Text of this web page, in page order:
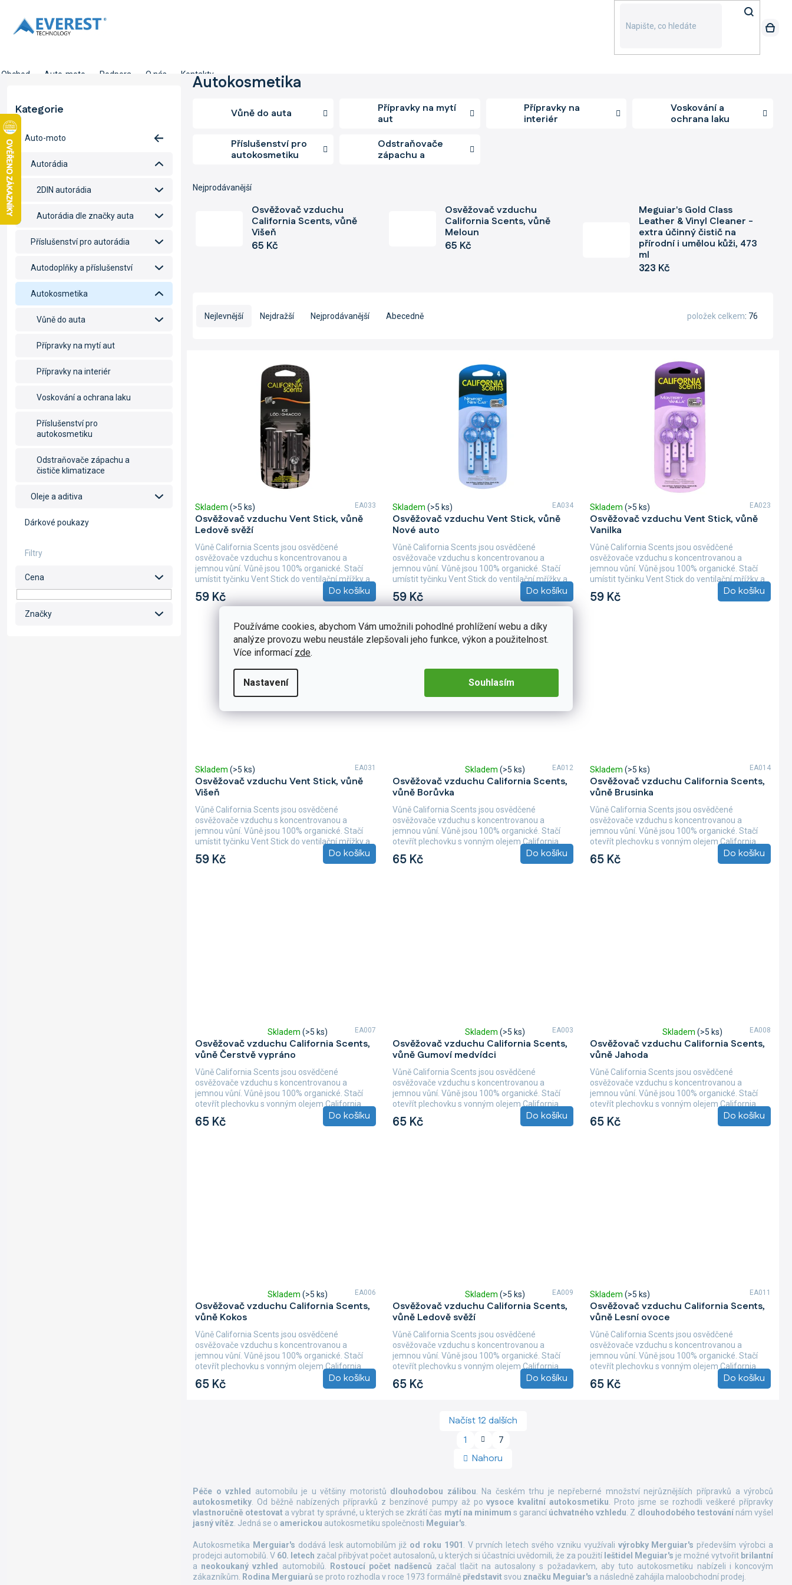
Používáme cookies, abychom Vám umožnili pohodlné prohlížení webu a díky
analýze provozu webu neustále zlepšovali jeho funkce, výkon a použitelnost.
Více informací zde.
Nastavení Souhlasím
obsah
Obchod Auto-moto Podpora O nás Kontakty
t
r
a
n
n
í
p
a
n
Přeskočit
kategorie
Kategorie
Auto-moto
Autorádia
2DIN autorádia
Autorádia dle značky auta
Příslušenství pro autorádia
Autodoplňky a příslušenství
Autokosmetika
Vůně do auta
Přípravky na mytí aut
Přípravky na interiér
Voskování a ochrana laku
Příslušenství pro
autokosmetiku
Odstraňovače zápachu a
čističe klimatizace
Oleje a aditiva
Dárkové poukazy
Cena
Značky
Autokosmetika
Vůně do auta
Přípravky na mytí
aut
Přípravky na
interiér
Voskování a
ochrana laku
Příslušenství pro
autokosmetiku
Odstraňovače
zápachu a
Nejprodávanější
Osvěžovač vzduchu
California Scents, vůně
Višeň
65 Kč
Osvěžovač vzduchu
California Scents, vůně
Meloun
65 Kč
Meguiar's Gold Class
Leather & Vinyl Cleaner -
extra účinný čistič na
přírodní i umělou kůži, 473
ml
323 Kč
Nejlevnější Nejdražší Nejprodávanější Abecedně 76
položek celkem
ů
Osvěžovač vzduchu Vent Stick, vůně
Ledově svěží
Skladem (>5 ks)
59 Kč Do košíku
Vůně California Scents jsou osvědčené
osvěžovače vzduchu s koncentrovanou a
jemnou vůní. Vůně jsou 100% organické. Stačí
umístit tyčinku Vent Stick do ventilační mřížky a
EA033
Osvěžovač vzduchu Vent Stick, vůně
Nové auto
Skladem (>5 ks)
59 Kč Do košíku
Vůně California Scents jsou osvědčené
osvěžovače vzduchu s koncentrovanou a
jemnou vůní. Vůně jsou 100% organické. Stačí
umístit tyčinku Vent Stick do ventilační mřížky a
EA034
Osvěžovač vzduchu Vent Stick, vůně
Vanilka
Skladem (>5 ks)
59 Kč Do košíku
Vůně California Scents jsou osvědčené
osvěžovače vzduchu s koncentrovanou a
jemnou vůní. Vůně jsou 100% organické. Stačí
umístit tyčinku Vent Stick do ventilační mřížky a
EA023
Osvěžovač vzduchu Vent Stick, vůně
Višeň
Skladem (>5 ks)
59 Kč Do košíku
Vůně California Scents jsou osvědčené
osvěžovače vzduchu s koncentrovanou a
jemnou vůní. Vůně jsou 100% organické. Stačí
umístit tyčinku Vent Stick do ventilační mřížky a
EA031
Osvěžovač vzduchu California Scents,
vůně Borůvka
hodnocení
produktu
je
5,0
z
5
hvězdiček.
Skladem (>5 ks)
65 Kč Do košíku
Vůně California Scents jsou osvědčené
osvěžovače vzduchu s koncentrovanou a
jemnou vůní. Vůně jsou 100% organické. Stačí
otevřít plechovku s vonným olejem California
EA012
Osvěžovač vzduchu California Scents,
vůně Brusinka
Skladem (>5 ks)
65 Kč Do košíku
Vůně California Scents jsou osvědčené
osvěžovače vzduchu s koncentrovanou a
jemnou vůní. Vůně jsou 100% organické. Stačí
otevřít plechovku s vonným olejem California
EA014
Osvěžovač vzduchu California Scents,
vůně Čerstvě vypráno
hodnocení
produktu
je
5,0
z
5
hvězdiček.
Skladem (>5 ks)
65 Kč Do košíku
Vůně California Scents jsou osvědčené
osvěžovače vzduchu s koncentrovanou a
jemnou vůní. Vůně jsou 100% organické. Stačí
otevřít plechovku s vonným olejem California
EA007
Osvěžovač vzduchu California Scents,
vůně Gumoví medvídci
hodnocení
produktu
je
5,0
z
5
hvězdiček.
Skladem (>5 ks)
65 Kč Do košíku
Vůně California Scents jsou osvědčené
osvěžovače vzduchu s koncentrovanou a
jemnou vůní. Vůně jsou 100% organické. Stačí
otevřít plechovku s vonným olejem California
EA003
Osvěžovač vzduchu California Scents,
vůně Jahoda
hodnocení
produktu
je
5,0
z
5
hvězdiček.
Skladem (>5 ks)
65 Kč Do košíku
Vůně California Scents jsou osvědčené
osvěžovače vzduchu s koncentrovanou a
jemnou vůní. Vůně jsou 100% organické. Stačí
otevřít plechovku s vonným olejem California
EA008
Osvěžovač vzduchu California Scents,
vůně Kokos
hodnocení
produktu
je
5,0
z
5
hvězdiček.
Skladem (>5 ks)
65 Kč Do košíku
Vůně California Scents jsou osvědčené
osvěžovače vzduchu s koncentrovanou a
jemnou vůní. Vůně jsou 100% organické. Stačí
otevřít plechovku s vonným olejem California
EA006
Osvěžovač vzduchu California Scents,
vůně Ledově svěží
hodnocení
produktu
je
5,0
z
5
hvězdiček.
Skladem (>5 ks)
65 Kč Do košíku
Vůně California Scents jsou osvědčené
osvěžovače vzduchu s koncentrovanou a
jemnou vůní. Vůně jsou 100% organické. Stačí
otevřít plechovku s vonným olejem California
EA009
Osvěžovač vzduchu California Scents,
vůně Lesní ovoce
Skladem (>5 ks)
65 Kč Do košíku
Vůně California Scents jsou osvědčené
osvěžovače vzduchu s koncentrovanou a
jemnou vůní. Vůně jsou 100% organické. Stačí
otevřít plechovku s vonným olejem California
EA011
O
v
l
d
a
c
r
v
k
y
Načíst 12 dalších
S
t
r
á
k
o
v
á
1 7
Nahoru
Péče o vzhled automobilu je u většiny motoristů dlouhodobou zálibou . Na českém trhu je nepřeberné množství nejrůznějších přípravků a výrobců
autokosmetiky . Od běžně nabízených přípravků z benzínové pumpy až povysoce kvalitní autokosmetiku . Proto jsme se rozhodli veškeré přípravky
vlastnoručně otestovat a vybrat ty správné, u kterých se zkrátí čas mytí na minimum s garancí úchvatného vzhledu . Z dlouhodobého testovánínám vyšel
jasný vítěz . Jedná se o americkou autokosmetiku společnosti Meguiar's
Autokosmetika Merguiar's dodává lesk automobilům již od roku 1901 V prvních letech svého vzniku využívali výrobky Merguiar's především výrobci a
prodejci automobilů. V 60. letech začal přibývat počet autosalonů, u kterých si účastníci uvědomili, že za použití leštidel Meguiar's je možné vytvořit brilantní
a neokoukaný vzhled automobilů. Rostoucí počet nadšenců začal tlačit na autosalony s požadavkem, aby tuto autokosmetiku nabízeli i koncovým
zákazníkům. Rodina Merguiarů se proto rozhodla v roce 1973 formálně představitsvou značku Meguiar's a následně zahájila maloobchodní prodej.